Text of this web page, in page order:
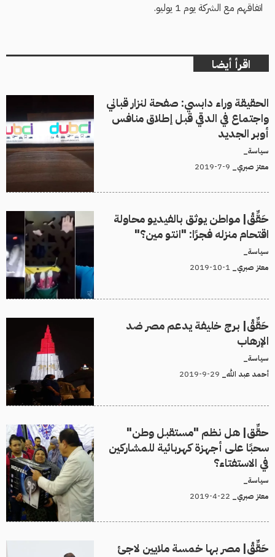
اتفاقهم مع الشركة يوم 1 يوليو.
اقرأ أيضا
الحقيقة وراء دابسي: صفحة لنزار قباني
واجتماع في الدقي قبل إطلاق منافس
أوبر الجديد
سياسة_
معتز صبري_
حَقِّقْ| مواطن يوثق بالفيديو محاولة
اقتحام منزله فجرًا: "انتو مين؟"
سياسة_
معتز صبري_
حَقِّقْ| برج خليفة يدعم مصر ضد
الإرهاب
سياسة_
أحمد عبد الله_
حقِّق| هل نظم "مستقبل وطن"
سحبًا على أجهزة كهربائية للمشاركين
في الاستفتاء؟
سياسة_
معتز صبري_
حَقِّقْ| مصر بها خمسة ملايين لاجئ